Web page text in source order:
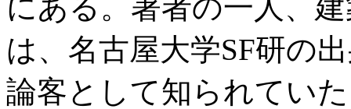
にある。著者の一人、
は、名古屋大学SF研の
論客として知られてい